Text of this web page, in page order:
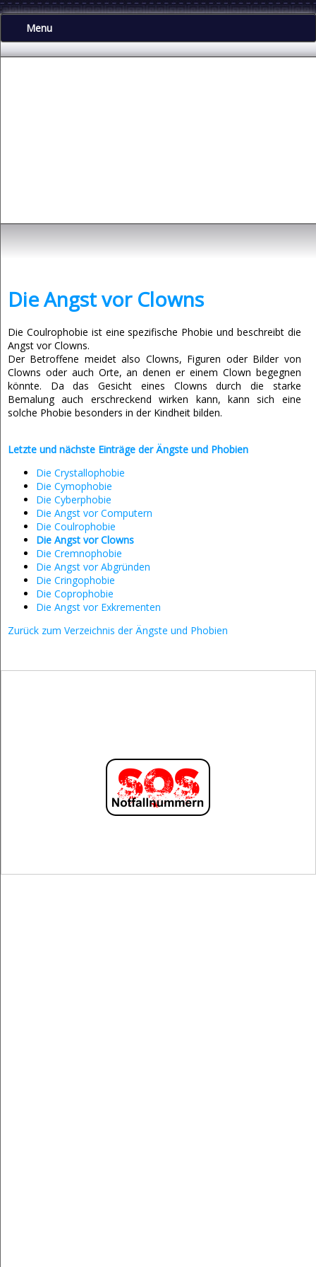
.
Menu
Die Angst vor Clowns
Die Coulrophobie ist eine spezifische Phobie und beschreibt die
Angst vor Clowns.
Der Betroffene meidet also Clowns, Figuren oder Bilder von
Clowns oder auch Orte, an denen er einem Clown begegnen
könnte. Da das Gesicht eines Clowns durch die starke
Bemalung auch erschreckend wirken kann, kann sich eine
solche Phobie besonders in der Kindheit bilden.
Letzte und nächste Einträge der Ängste und Phobien
Die Crystallophobie
Die Cymophobie
Die Cyberphobie
Die Angst vor Computern
Die Coulrophobie
Die Angst vor Clowns
Die Cremnophobie
Die Angst vor Abgründen
Die Cringophobie
Die Coprophobie
Die Angst vor Exkrementen
Zurück zum Verzeichnis der Ängste und Phobien